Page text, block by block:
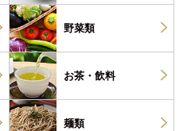
野菜類
お茶・ 飲料
麺類